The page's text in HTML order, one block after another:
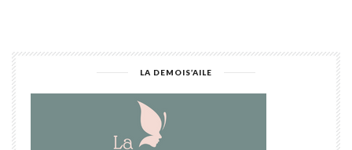
LA DEMOIS’AILE